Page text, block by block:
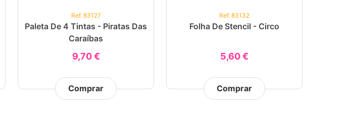
Ref. 83127
Paleta De 4 Tintas - Piratas Das
Caraíbas
9,70 €
Comprar
Ref. 83132
Folha De Stencil - Circo
5,60 €
Comprar